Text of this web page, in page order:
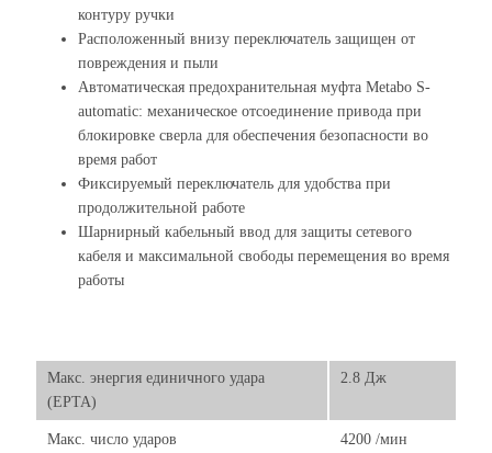
контуру ручки
Расположенный внизу переключатель защищен от
повреждения и пыли
Автоматическая предохранительная муфта Metabo S-
automatic: механическое отсоединение привода при
блокировке сверла для обеспечения безопасности во
время работ
Фиксируемый переключатель для удобства при
продолжительной работе
Шарнирный кабельный ввод для защиты сетевого
кабеля и максимальной свободы перемещения во время
работы
Макс. энергия единичного удара
(EPTA)
2.8 Дж
Макс. число ударов 4200 /мин